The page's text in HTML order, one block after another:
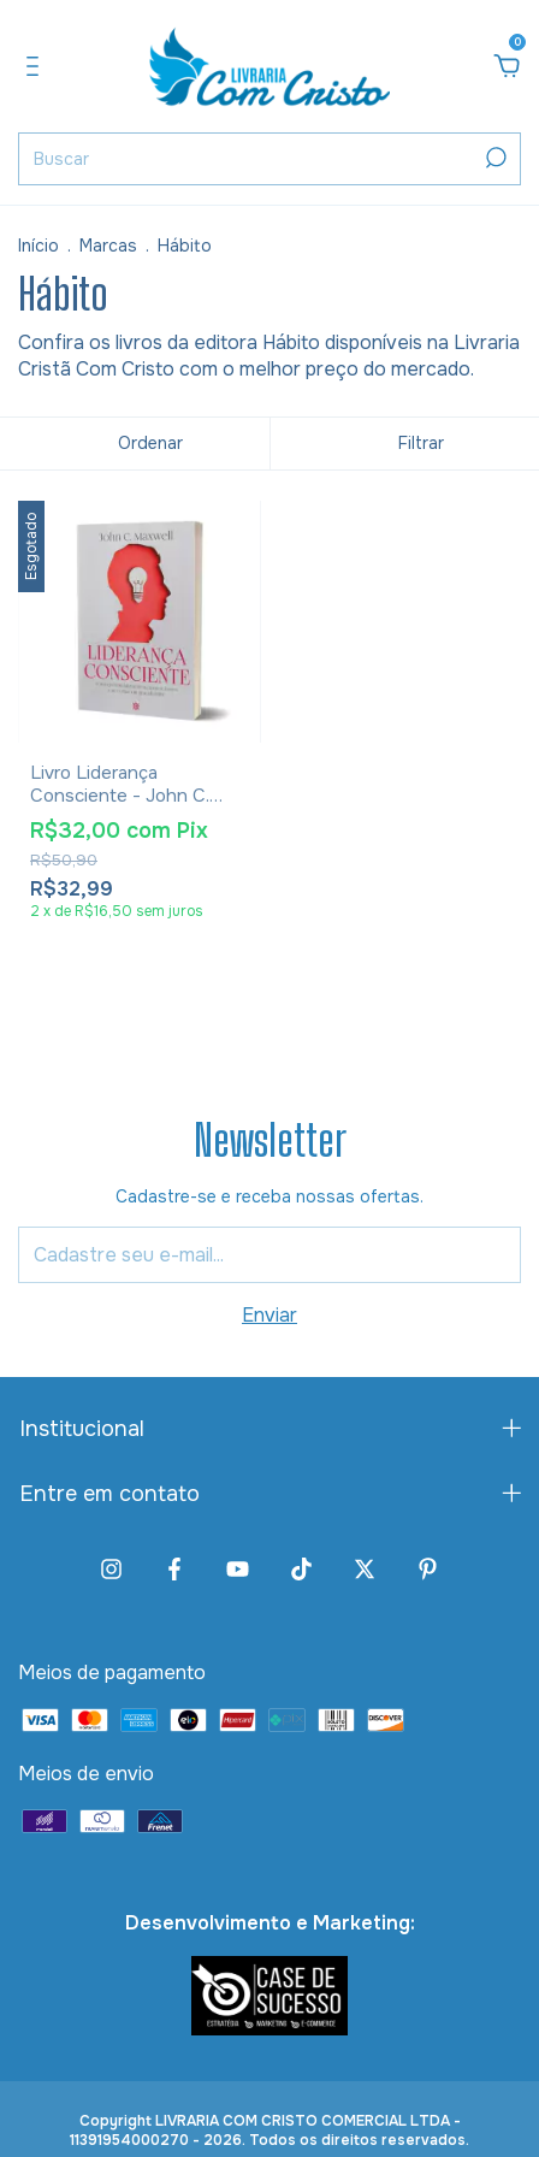
0
Início . Marcas . Hábito
Hábito
Confira os livros da editora Hábito disponíveis na Livraria
Cristã Com Cristo com o melhor preço do mercado.
Ordenar Filtrar
Esgotado
Livro Liderança
Consciente - John C.
Maxwell
R$32,99
R$50,90
R$32,00 com Pix
2 x de R$16,50 sem juros
Newsletter
Cadastre-se e receba nossas ofertas.
Institucional
Entre em contato
Meios de pagamento
Meios de envio
Desenvolvimento e Marketing:
Copyright LIVRARIA COM CRISTO COMERCIAL LTDA -
11391954000270 - 2026. Todos os direitos reservados.